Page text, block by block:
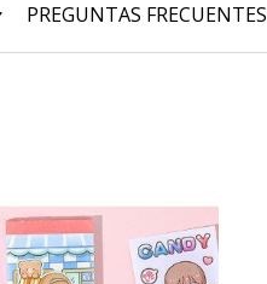
PREGUNTAS FRECUENTES